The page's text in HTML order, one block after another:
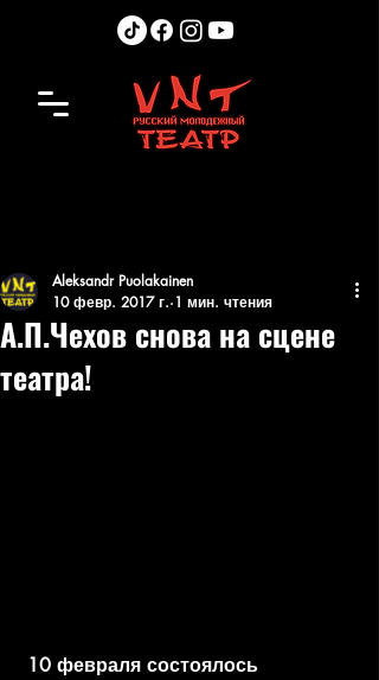
А.П.Чехов снова на сцене
театра!
Aleksandr Puolakainen
10 февр. 2017 г. 1 мин. чтения